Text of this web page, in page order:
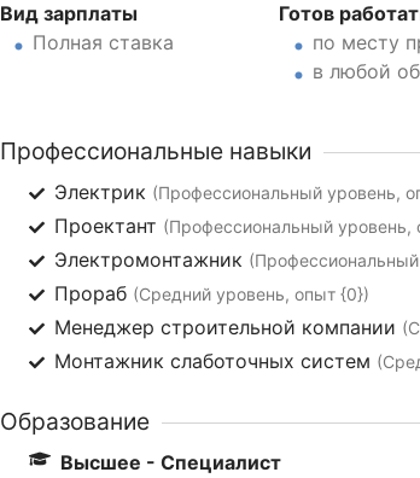
Вид зарплаты
Полная ставка
Готов
по месту
в любой
Профессиональные навыки
Электрик (Профессиональный уровень,
Проектант (Профессиональный уровень,
Электромонтажник
Прораб (Средний уровень, опыт {0})
Менеджер строительной компании
Монтажник слаботочных систем
Образование
Высшее - Специалист